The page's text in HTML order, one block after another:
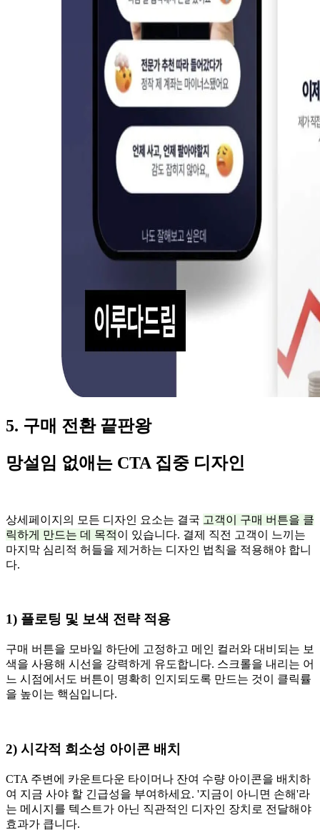
5. 구매 전환 끝판왕
망설임 없애는 CTA 집중 디자인
상세페이지의 모든 디자인 요소는 결국 고객이 구매 버튼을 클
릭하게 만드는 데 목적이 있습니다. 결제 직전 고객이 느끼는
마지막 심리적 허들을 제거하는 디자인 법칙을 적용해야 합니
다.
1) 플로팅 및 보색 전략 적용
구매 버튼을 모바일 하단에 고정하고 메인 컬러와 대비되는 보
색을 사용해 시선을 강력하게 유도합니다. 스크롤을 내리는 어
느 시점에서도 버튼이 명확히 인지되도록 만드는 것이 클릭률
을 높이는 핵심입니다.
2) 시각적 희소성 아이콘 배치
CTA 주변에 카운트다운 타이머나 잔여 수량 아이콘을 배치하
여 지금 사야 할 긴급성을 부여하세요. '지금이 아니면 손해'라
는 메시지를 텍스트가 아닌 직관적인 디자인 장치로 전달해야
효과가 큽니다.